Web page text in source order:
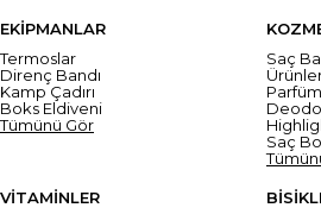
EKİPMANLAR
Termoslar
Direnç Bandı
Kamp Çadırı
Boks Eldiveni
Tümünü Gör
Saç
Saç
VİTAMİNLER